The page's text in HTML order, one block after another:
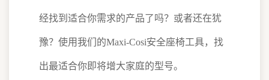
经找到适合你需求的产品了吗？或者还在犹
豫？使用我们的Maxi-Cosi安全座椅工具，找
出最适合你即将增大家庭的型号。